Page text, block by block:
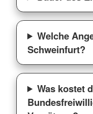
Welche
Schweinfurt?
Was kostet